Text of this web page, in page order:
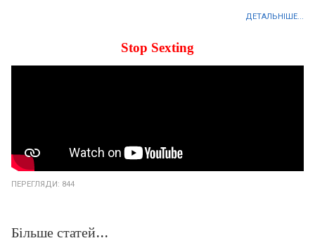
ДЕТАЛЬНІШЕ...
Stop Sexting
ПЕРЕГЛЯДИ: 844
Більше статей...